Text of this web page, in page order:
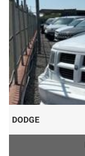
DODGE